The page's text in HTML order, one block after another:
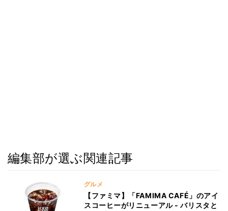
編集部が選ぶ関連記事
グルメ
【ファミマ】「FAMIMA CAFÉ」のアイ
スコーヒーがリニューアル - バリスタと